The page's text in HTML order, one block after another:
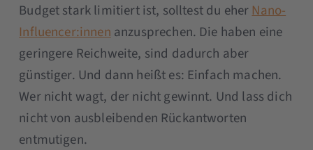
Budget stark limitiert ist, solltest du eherNano-
Influencer:innenanzusprechen. Die haben eine
geringere Reichweite, sind dadurch aber
günstiger. Und dann heißt es: Einfach machen.
Wer nicht wagt, der nicht gewinnt. Und lass dich
nicht von ausbleibenden Rückantworten
entmutigen.